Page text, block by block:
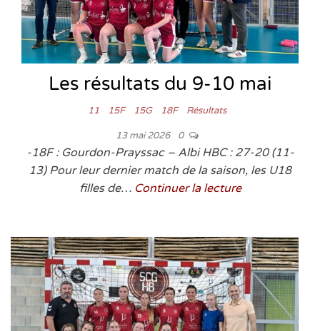
Les résultats du 9-10 mai
11 15F 15G 18F Résultats
13 mai 2026 0
-18F : Gourdon-Prayssac – Albi HBC : 27-20 (11-
13) Pour leur dernier match de la saison, les U18
filles de… Continuer la lecture